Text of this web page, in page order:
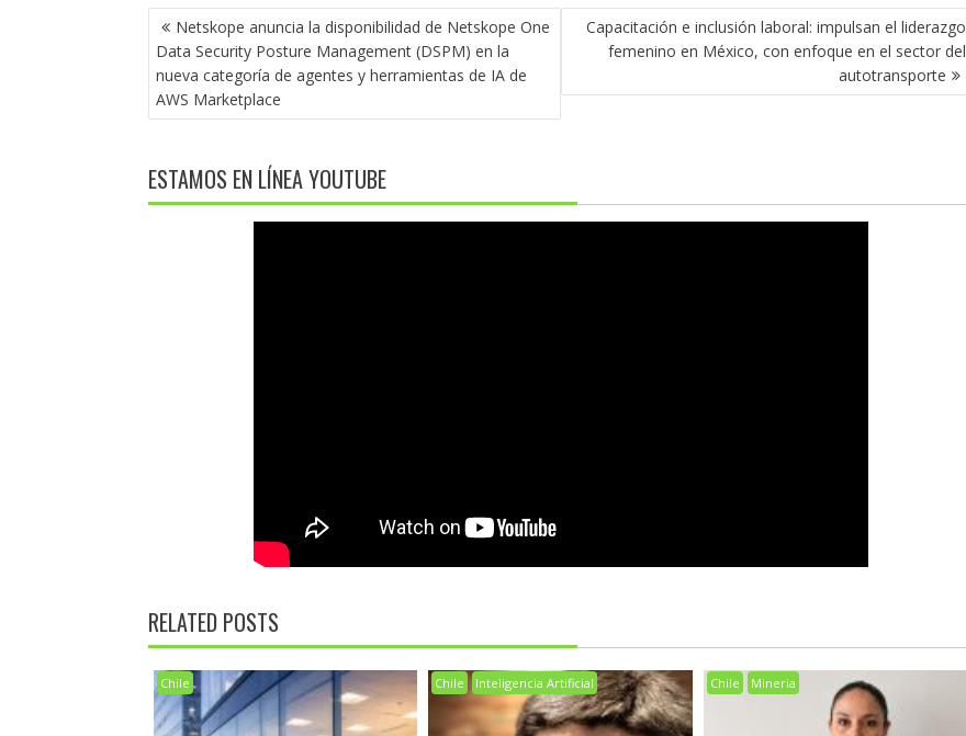
NAVEGACIÓN
DE
ENTRADAS
Netskope anuncia la disponibilidad de Netskope One
Data Security Posture Management (DSPM) en la
nueva categoría de agentes y herramientas de IA de
AWS Marketplace
Capacitación e inclusión laboral: impulsan el liderazgo
femenino en México, con enfoque en el sector del
autotransporte
ESTAMOS EN LÍNEA YOUTUBE
RELATED POSTS
Chile Chile Inteligencia Artificial Chile Mineria